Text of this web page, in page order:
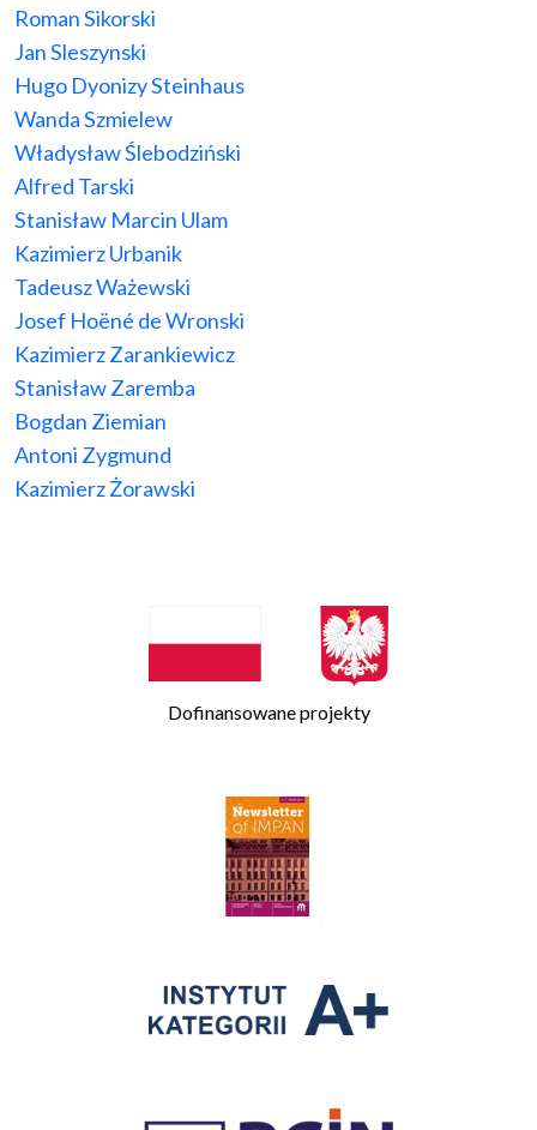
Roman Sikorski
Jan Sleszynski
Hugo Dyonizy Steinhaus
Wanda Szmielew
Władysław Ślebodziński
Alfred Tarski
Stanisław Marcin Ulam
Kazimierz Urbanik
Tadeusz Ważewski
Josef Hoëné de Wronski
Kazimierz Zarankiewicz
Stanisław Zaremba
Bogdan Ziemian
Antoni Zygmund
Kazimierz Żorawski
Dofinansowane projekty